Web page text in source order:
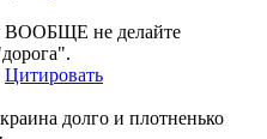
ВООБЩЕ не делайте
Цитировать
долго и плотненько